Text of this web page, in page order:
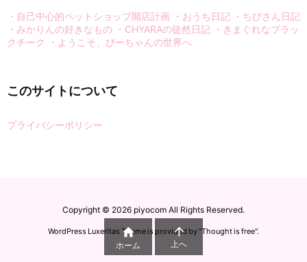
・自己中心的ペットショップ開店計画 ・おうち日記 ・ちぴさん日記
・みかりんの好きなもの ・CHYARAの徒然日記 ・きまぐれなブラッ
クチーク
・ようこそ、ぴーちゃんの世界へ
このサイトについて
プライバシーポリシー
Copyright © 2026 piyocom All Rights Reserved.
WordPress Luxeritas Theme is provided by "Thought is free".

ホーム

上へ